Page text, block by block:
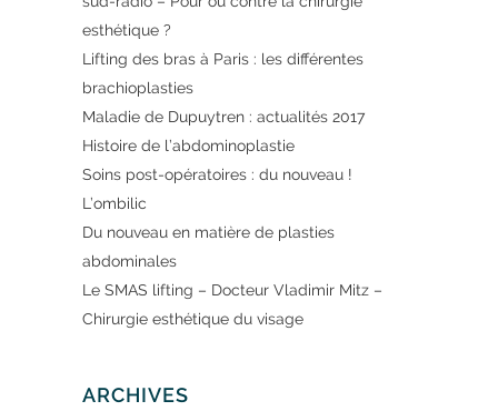
esthétique ?
Lifting des bras à Paris : les différentes
brachioplasties
Maladie de Dupuytren : actualités 2017
Histoire de l’abdominoplastie
Soins post-opératoires : du nouveau !
L’ombilic
Du nouveau en matière de plasties
abdominales
Le SMAS lifting – Docteur Vladimir Mitz –
Chirurgie esthétique du visage
ARCHIVES